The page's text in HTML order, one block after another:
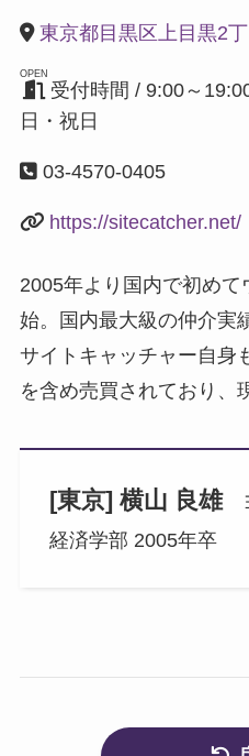
東京都目黒区上目黒2
OPEN
受付時間 / 9:00～
日・祝日
03-4570-0405
https://sitecatcher.net/
2005年より国内で初め
始。国内最大級の仲介実
サイトキャッチャー自身
を含め売買されており、
[東京] 横山 良雄ヨ
経済学部 2005年卒